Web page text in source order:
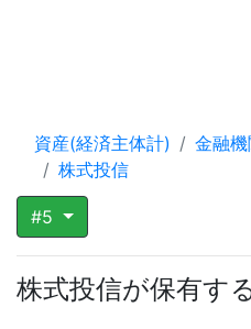
資産(経済主体計) 金融機
株式投信
#5
株式投信が保有す